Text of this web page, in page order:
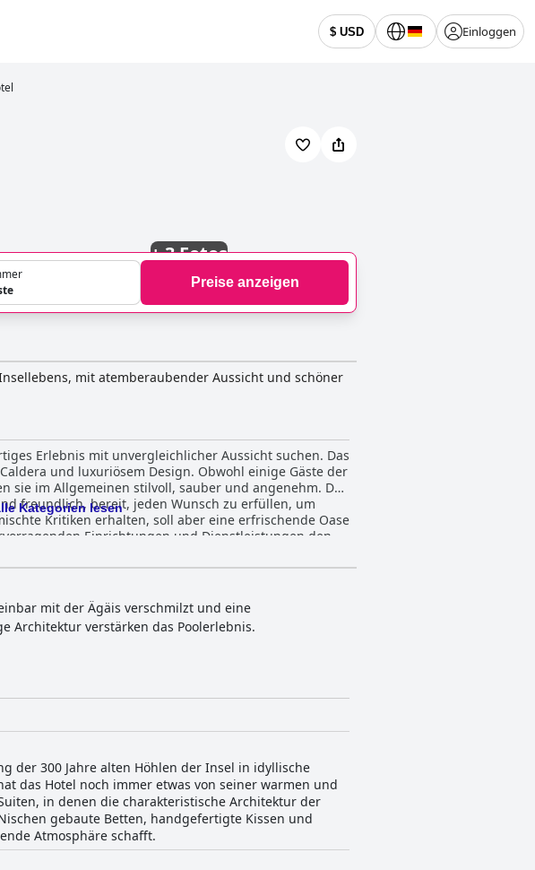
$ USD Einloggen
+3 Fotos
Preise anzeigen
mit atemberaubender Aussicht und schöner
Erlebnis mit unvergleichlicher Aussicht suchen. Das
und luxuriösem Design. Obwohl einige Gäste der
im Allgemeinen stilvoll, sauber und angenehm. Das
freundlich, bereit, jeden Wunsch zu erfüllen, um
Kritiken erhalten, soll aber eine erfrischende Oase
Einrichtungen und Dienstleistungen den
Kategorien lesen
mit der Ägäis verschmilzt und eine
Architektur verstärken das Poolerlebnis.
der 300 Jahre alten Höhlen der Insel in idyllische
das Hotel noch immer etwas von seiner warmen und
in denen die charakteristische Architektur der
gebaute Betten, handgefertigte Kissen und
Atmosphäre schafft.